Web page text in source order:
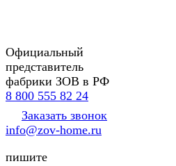
Официальный
представитель
фабрики ЗОВ в РФ
8 800 555 82 24
Заказать звонок
info@zov-home.ru
пишите